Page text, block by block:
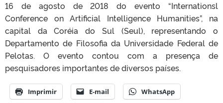
16 de agosto de 2018 do evento “Internationsl
Conference on Artificial Intelligence Humanities”, na
capital da Coréia do Sul (Seul), representando o
Departamento de Filosofia da Universidade Federal de
Pelotas. O evento contou com a presença de
pesquisadores importantes de diversos países.
Imprimir E-mail WhatsApp